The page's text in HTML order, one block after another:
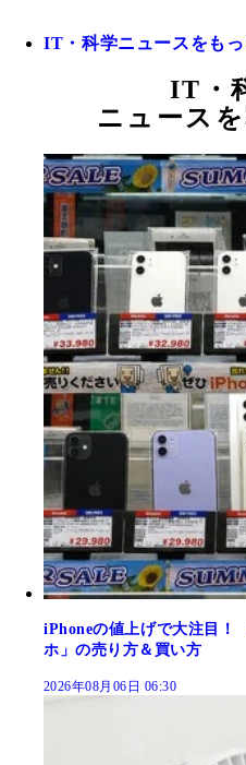
IT・科学ニュースをも
IT・
ニュース
iPhoneの値上げで大注目
ホ」の売り方＆買い方
2026年08月06日 06:30